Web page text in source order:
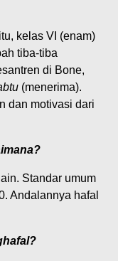
kelas VI (enam)
tiba-tiba
di Bone,
(menerima).
dan motivasi dari
Standar umum
Andalannya hafal